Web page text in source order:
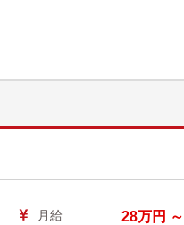
月給 28万円 ～